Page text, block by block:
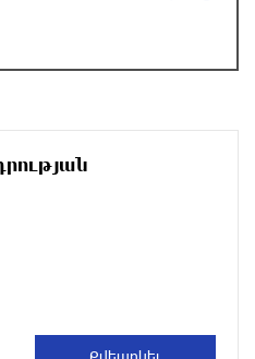
արտահանման
կայունության
33 րոպե առաջ